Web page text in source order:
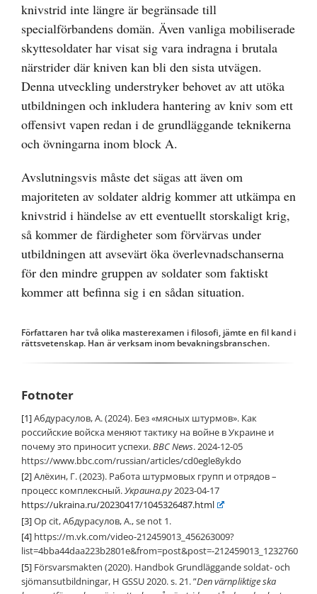
knivstrid inte längre är begränsade till
specialförbandens domän. Även vanliga mobiliserade
skyttesoldater har visat sig vara indragna i brutala
närstrider där kniven kan bli den sista utvägen.
Denna utveckling understryker behovet av att utöka
utbildningen och inkludera hantering av kniv som ett
offensivt vapen redan i de grundläggande teknikerna
och övningarna inom block A.
Avslutningsvis måste det sägas att även om
majoriteten av soldater aldrig kommer att utkämpa en
knivstrid i händelse av ett eventuellt storskaligt krig,
så kommer de färdigheter som förvärvas under
utbildningen att avsevärt öka överlevnadschanserna
för den mindre gruppen av soldater som faktiskt
kommer att befinna sig i en sådan situation.
Författaren har två olika masterexamen i filosofi, jämte en fil kand i
rättsvetenskap. Han är verksam inom bevakningsbranschen.
Fotnoter
[1]Абдурасулов, A. (2024). Без «мясных штурмов». Как
российские войска меняют тактику на войне в Украине и
почему это приносит успехи.BBC News. 2024-12-05
https://www.bbc.com/russian/articles/cd0egle8ykdo
[2]Алёхин, Г. (2023). Работа штурмовых групп и отрядов –
процесс комплексный.Украина.ру2023-04-17
https://ukraina.ru/20230417/1045326487.html
[3]Op cit, Абдурасулов, A., se not 1.
[4] https://m.vk.com/video-212459013_456263009?
list=4bba44daa223b2801e&from=post&post=-212459013_1232760
[5] Försvarsmakten (2020). Handbok Grundläggande soldat- och
sjömansutbildningar, H GSSU 2020. s. 21. ”Den värnpliktige ska